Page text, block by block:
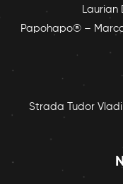
Laurian
Papohapo® –
Strada Tudor